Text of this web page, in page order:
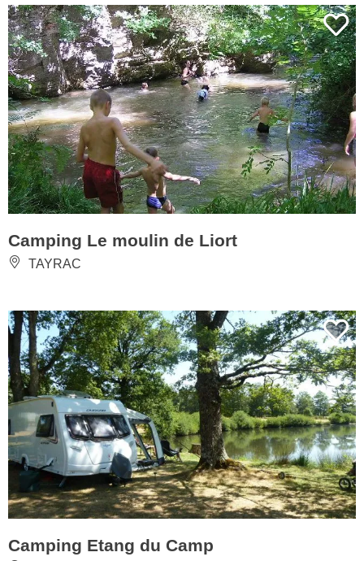
Camping Le moulin de Liort
TAYRAC
Camping Etang du Camp